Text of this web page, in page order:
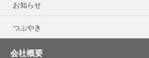
お知らせ
つぶやき
会社概要